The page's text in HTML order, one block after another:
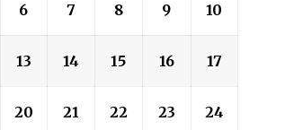
6 7 8 9 10
13 14 15 16 17
20 21 22 23 24